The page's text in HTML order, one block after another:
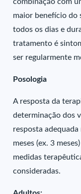
maior benefício do
todos os dias e
tratamento é
ser regularmente
Posologia
A resposta da
determinação dos
resposta
meses (ex. 3
medidas
consideradas.